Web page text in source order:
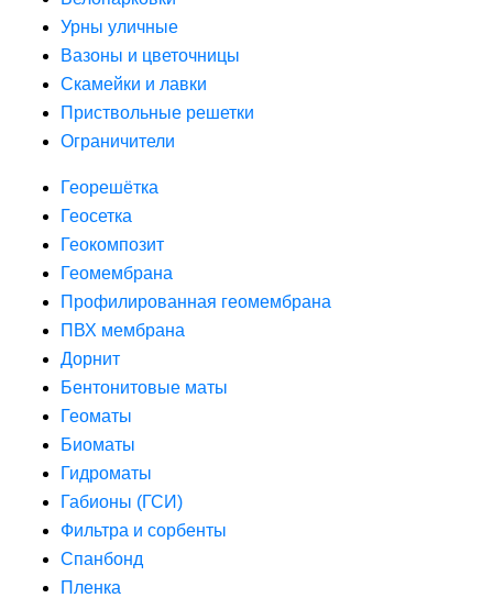
Урны уличные
Вазоны и цветочницы
Скамейки и лавки
Приствольные решетки
Ограничители
Георешётка
Геосетка
Геокомпозит
Геомембрана
Профилированная геомембрана
ПВХ мембрана
Дорнит
Бентонитовые маты
Геоматы
Биоматы
Гидроматы
Габионы (ГСИ)
Фильтра и сорбенты
Спанбонд
Пленка